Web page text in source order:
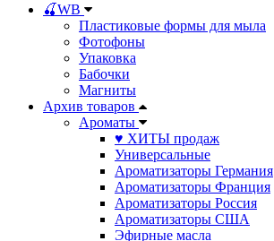
🍒WB
Пластиковые формы для мыла
Фотофоны
Упаковка
Бабочки
Магниты
Архив товаров
Ароматы
♥ ХИТЫ продаж
Универсальные
Ароматизаторы Германия
Ароматизаторы Франция
Ароматизаторы Россия
Ароматизаторы США
Эфирные масла